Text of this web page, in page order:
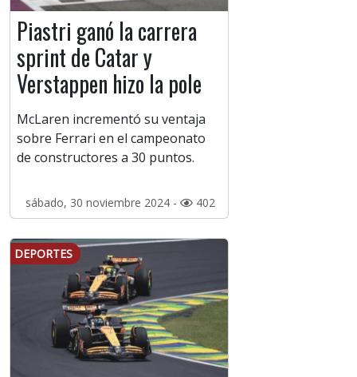
Piastri ganó la carrera
sprint de Catar y
Verstappen hizo la pole
McLaren incrementó su ventaja
sobre Ferrari en el campeonato
de constructores a 30 puntos.
sábado, 30 noviembre 2024 - 402
DEPORTES